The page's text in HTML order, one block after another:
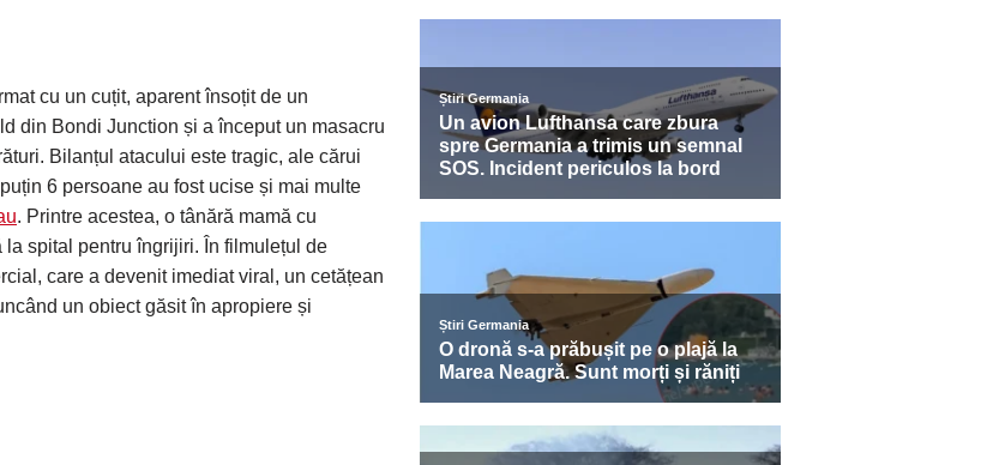
cu un cuțit, aparent însoțit de un
din Bondi Junction și a început un masacru
Bilanțul atacului este tragic, ale cărui
6 persoane au fost ucise și mai multe
. Printre acestea, o tânără mamă cu
spital pentru îngrijiri. În filmulețul de
care a devenit imediat viral, un cetățean
un obiect găsit în apropiere și